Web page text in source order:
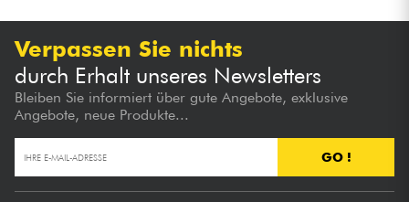
Verpassen Sie nichts
durch Erhalt unseres Newsletters
Bleiben Sie informiert über gute Angebote, exklusive
Angebote, neue Produkte...
GO !